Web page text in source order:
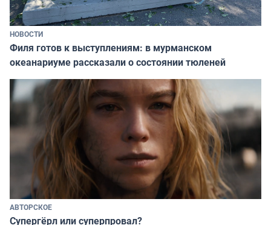
НОВОСТИ
Филя готов к выступлениям: в мурманском
океанариуме рассказали о состоянии тюленей
АВТОРСКОЕ
Супергёрл или суперпровал?